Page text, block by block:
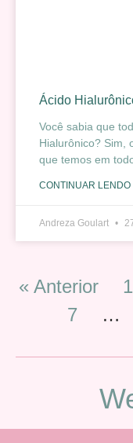
Ácido
Você sabia que
Hialurônico? Sim,
que temos em
CONTINUAR LENDO
Andreza Goulart
« Anterior 1
7
…